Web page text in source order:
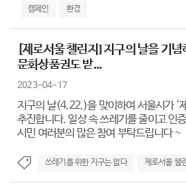
캠페인 환경
[제로서울 챌린지] 지구의 날을 기
문화상품권도 받...
2023-04-17
지구의 날(4.22.)을 맞이하여 서울시가 '
추진합니다. 일상 속 쓰레기를 줄이고 인
시민 여러분의 많은 참여 부탁드립니다 ~
쓰레기를 위한 지구는 없다 제로서울 챌